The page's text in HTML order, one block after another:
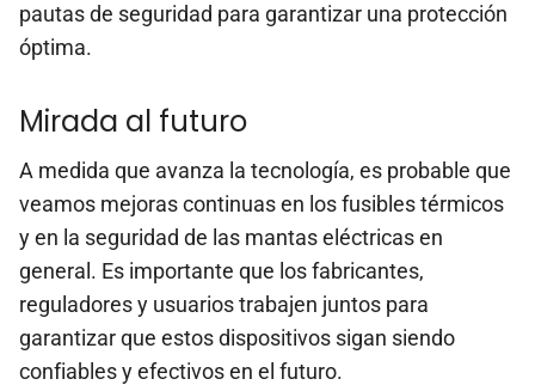
pautas de seguridad para garantizar una protección
óptima.
Mirada al futuro
A medida que avanza la tecnología, es probable que
veamos mejoras continuas en los fusibles térmicos
y en la seguridad de las mantas eléctricas en
general. Es importante que los fabricantes,
reguladores y usuarios trabajen juntos para
garantizar que estos dispositivos sigan siendo
confiables y efectivos en el futuro.